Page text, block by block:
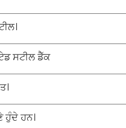
ਸਟੀਲ ਡੈੱਕ
ਹੁੰਦੇ ਹਨ।